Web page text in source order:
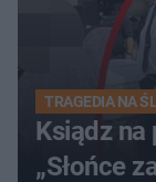
TRAGEDIA NA
Ksiądz na
„Słońce